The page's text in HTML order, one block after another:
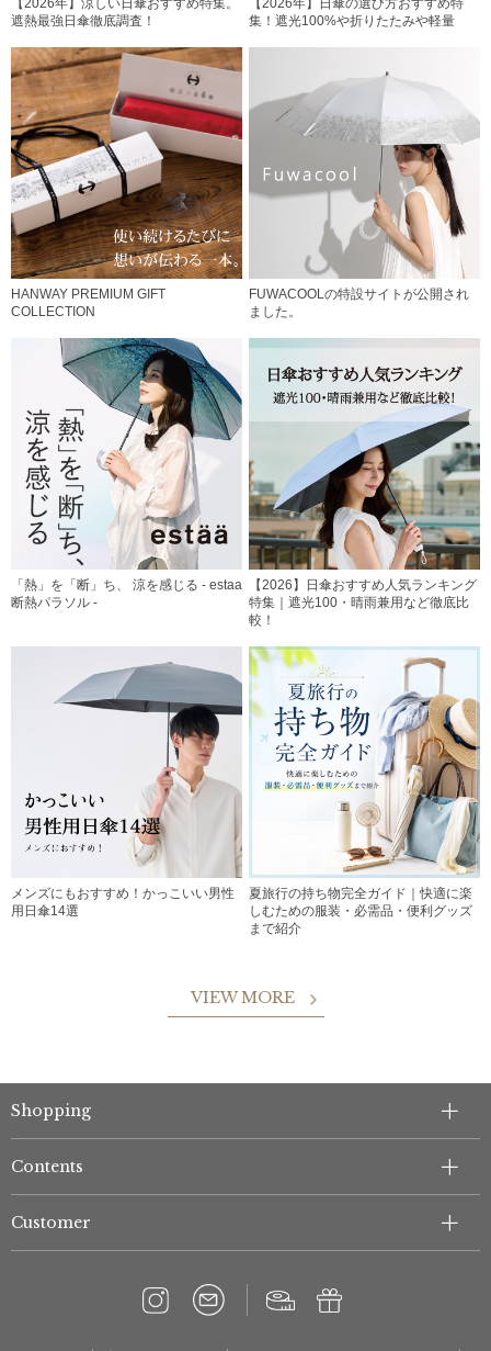
遮熱最強日傘徹底調査！
集！遮光100%や折りたたみや軽量
HANWAY PREMIUM GIFT
COLLECTION
FUWACOOLの特設サイトが公開され
ました。
「熱」を「断」ち、 涼を感じる - estaa
断熱パラソル -
【2026】日傘おすすめ人気ランキング
特集｜遮光100・晴雨兼用など徹底比
較！
メンズにもおすすめ！かっこいい男性
用日傘14選
夏旅行の持ち物完全ガイド｜快適に楽
しむための服装・必需品・便利グッズ
まで紹介
VIEW MORE
Shopping
Contents
Customer